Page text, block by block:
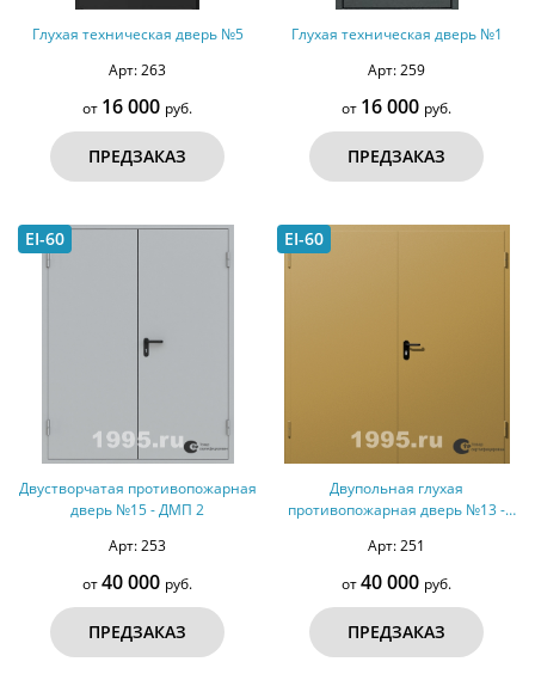
Глухая техническая дверь №5
Арт: 263
от 16 000 руб.
ПРЕДЗАКАЗ
Глухая техническая дверь №1
Арт: 259
от 16 000 руб.
ПРЕДЗАКАЗ
EI-60
Двустворчатая противопожарная
дверь №15 - ДМП 2
Арт: 253
от40 000 руб.
ПРЕДЗАКАЗ
EI-60
Двупольная глухая
противопожарная дверь №13 -
Арт: 251
от40 000 руб.
ПРЕДЗАКАЗ